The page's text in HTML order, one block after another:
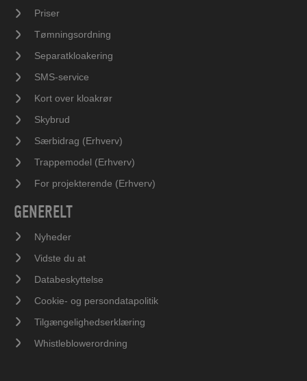
Priser
Tømningsordning
Separatkloakering
SMS-service
Kort over kloakrør
Skybrud
Særbidrag (Erhverv)
Trappemodel (Erhverv)
For projekterende (Erhverv)
GENERELT
Nyheder
Vidste du at
Databeskyttelse
Cookie- og persondatapolitik
Tilgængelighedserklæring
Whistleblowerordning